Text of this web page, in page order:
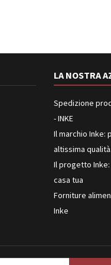
LA NOSTRA
Spedizione
- INKE
Il marchio Inke:
altissima
Il progetto
casa tua
Forniture
Inke